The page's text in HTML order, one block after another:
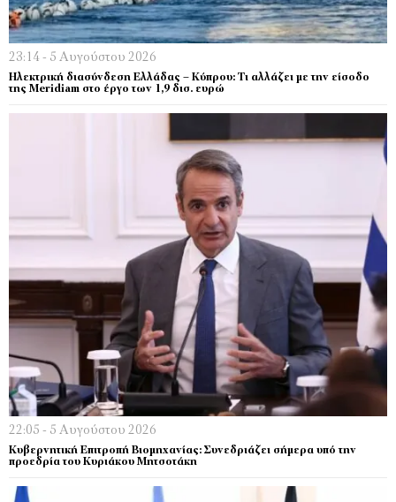
23:14 - 5 Αυγούστου 2026
Ηλεκτρική διασύνδεση Ελλάδας – Κύπρου: Τι αλλάζει με την είσοδο
της Meridiam στο έργο των 1,9 δισ. ευρώ
22:05 - 5 Αυγούστου 2026
Κυβερνητική Επιτροπή Βιομηχανίας: Συνεδριάζει σήμερα υπό την
προεδρία του Κυριάκου Μητσοτάκη